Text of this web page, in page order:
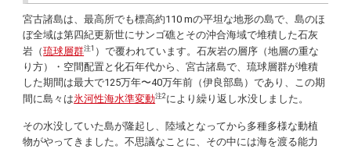
宮古諸島は、最高所でも標高約110 mの平坦な地形の島で、島のほ
ぼ全域は第四紀更新世にサンゴ礁とその沖合海域で堆積した石灰
岩（琉球層群注1 ）で覆われています。石灰岩の層序（地層の重な
り方）・空間配置と化石年代から、宮古諸島で、琉球層群が堆積
した期間は最大で125万年〜40万年前（伊良部島）であり、この期
間に島々は氷河性海水準変動注2 により繰り返し水没しました。
その水没していた島が隆起し、陸域となってから多種多様な動植
物がやってきました。不思議なことに、その中には海を渡る能力